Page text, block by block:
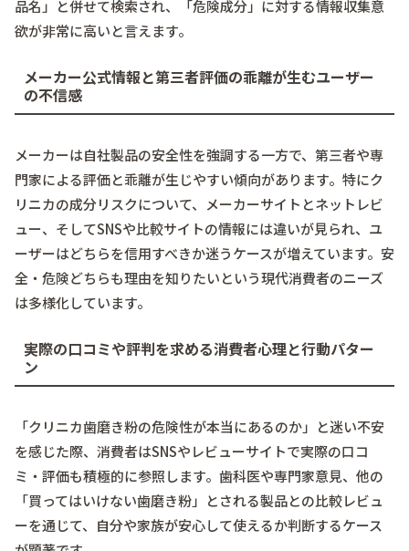
品名」と併せて検索され、「危険成分」に対する情報収集意
欲が非常に高いと言えます。
メーカー公式情報と第三者評価の乖離が生むユーザー
の不信感
メーカーは自社製品の安全性を強調する一方で、第三者や専
門家による評価と乖離が生じやすい傾向があります。特にク
リニカの成分リスクについて、メーカーサイトとネットレビ
ュー、そしてSNSや比較サイトの情報には違いが見られ、ユ
ーザーはどちらを信用すべきか迷うケースが増えています。安
全・危険どちらも理由を知りたいという現代消費者のニーズ
は多様化しています。
実際の口コミや評判を求める消費者心理と行動パター
ン
「クリニカ歯磨き粉の危険性が本当にあるのか」と迷い不安
を感じた際、消費者はSNSやレビューサイトで実際の口コ
ミ・評価も積極的に参照します。歯科医や専門家意見、他の
「買ってはいけない歯磨き粉」とされる製品との比較レビュ
ーを通じて、自分や家族が安心して使えるか判断するケース